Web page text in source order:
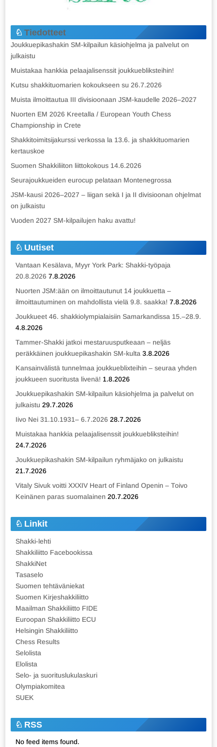
Tiedotteet
Joukkuepikashakin SM-kilpailun käsiohjelma ja palvelut on
julkaistu
Muistakaa hankkia pelaajalisenssit joukkuebliksteihin!
Kutsu shakkituomarien kokoukseen su 26.7.2026
Muista ilmoittautua III divisioonaan JSM-kaudelle 2026–2027
Nuorten EM 2026 Kreetalla / European Youth Chess
Championship in Crete
Shakkitoimitsijakurssi verkossa la 13.6. ja shakkituomarien
kertauskoe
Suomen Shakkiliiton liittokokous 14.6.2026
Seurajoukkueiden eurocup pelataan Montenegrossa
JSM-kausi 2026–2027 – liigan sekä I ja II divisioonan ohjelmat
on julkaistu
Vuoden 2027 SM-kilpailujen haku avattu!
Uutiset
Vantaan Kesälava, Myyr York Park: Shakki-työpaja
20.8.2026 7.8.2026
Nuorten JSM:ään on ilmoittautunut 14 joukkuetta –
ilmoittautuminen on mahdollista vielä 9.8. saakka! 7.8.2026
Joukkueet 46. shakkiolympialaisiin Samarkandissa 15.–28.9.
4.8.2026
Tammer-Shakki jatkoi mestaruusputkeaan – neljäs
peräkkäinen joukkuepikashakin SM-kulta 3.8.2026
Kansainvälistä tunnelmaa joukkueblixteihin – seuraa yhden
joukkueen suoritusta livenä! 1.8.2026
Joukkuepikashakin SM-kilpailun käsiohjelma ja palvelut on
julkaistu 29.7.2026
Iivo Nei 31.10.1931– 6.7.2026 28.7.2026
Muistakaa hankkia pelaajalisenssit joukkuebliksteihin!
24.7.2026
Joukkuepikashakin SM-kilpailun ryhmäjako on julkaistu
21.7.2026
Vitaly Sivuk voitti XXXIV Heart of Finland Openin – Toivo
Keinänen paras suomalainen 20.7.2026
Linkit
Shakki-lehti
Shakkiliitto Facebookissa
ShakkiNet
Tasaselo
Suomen tehtäväniekat
Suomen Kirjeshakkiliitto
Maailman Shakkiliitto FIDE
Euroopan Shakkiliitto ECU
Helsingin Shakkiliitto
Chess Results
Selolista
Elolista
Selo- ja suorituslukulaskuri
Olympiakomitea
SUEK
RSS
No feed items found.